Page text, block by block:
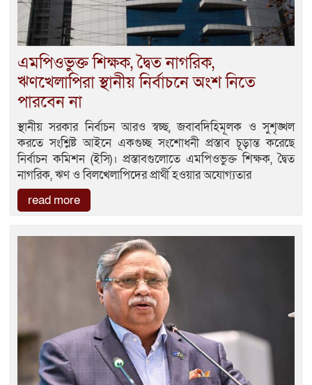
এমপিওভুক্ত শিক্ষক, দ্বৈত নাগরিক,
ঋণখেলাপিরা স্থানীয় নির্বাচনে অংশ নিতে
পারবেন না
স্থানীয় সরকার নির্বাচন আরও স্বচ্ছ, জবাবদিহিমূলক ও সুশৃঙ্খল
করতে সংশ্লিষ্ট আইনে একগুচ্ছ সংশোধনী প্রস্তাব চূড়ান্ত করেছে
নির্বাচন কমিশন (ইসি)। প্রস্তাবগুলোতে এমপিওভুক্ত শিক্ষক, দ্বৈত
নাগরিক, ঋণ ও বিলখেলাপিদের প্রার্থী হওয়ার অযোগ্যতার
read more